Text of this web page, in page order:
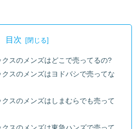
目次
クスのメンズはどこで売ってるの?
クスのメンズはヨドバシで売ってな
クスのメンズはしまむらでも売って